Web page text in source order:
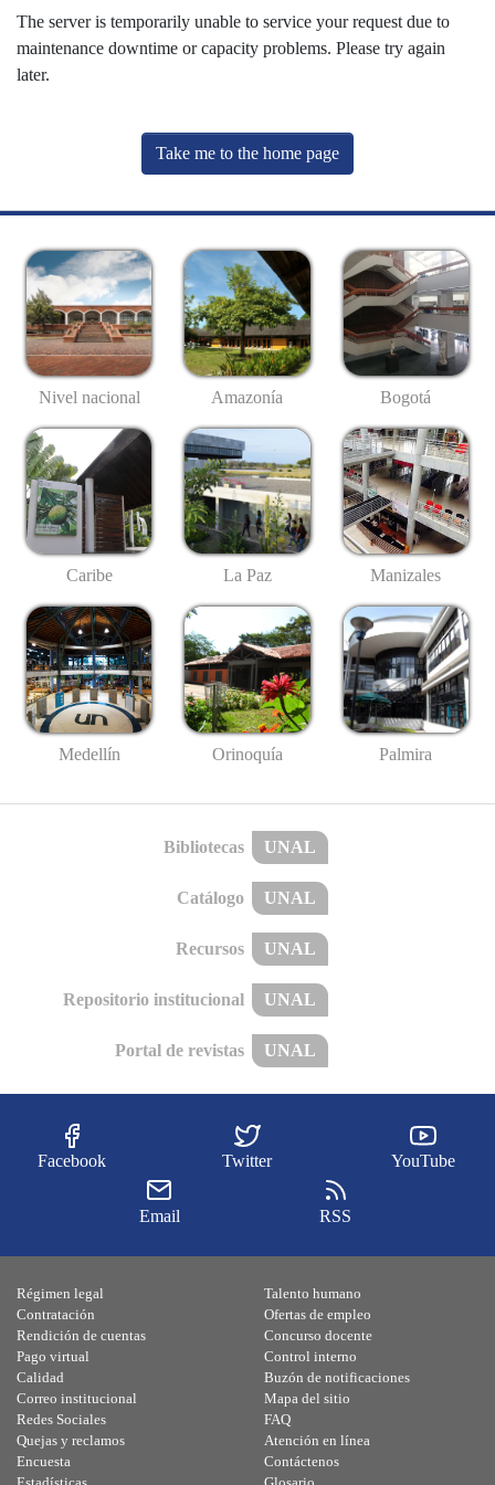
The server is temporarily unable to service your request due to
maintenance downtime or capacity problems. Please try again
later.
Take me to the home page
Nivel nacional Amazonía Bogotá
Caribe La Paz Manizales
Medellín Orinoquía Palmira
Bibliotecas UNAL
Catálogo UNAL
Recursos UNAL
Repositorio institucional UNAL
Portal de revistas UNAL
Facebook Twitter YouTube
Email RSS
Régimen legal
Contratación
Rendición de cuentas
Pago virtual
Calidad
Talento humano
Ofertas de empleo
Concurso docente
Control interno
Buzón de notificaciones
Correo institucional
Redes Sociales
Quejas y reclamos
Encuesta
Mapa del sitio
FAQ
Atención en línea
Contáctenos